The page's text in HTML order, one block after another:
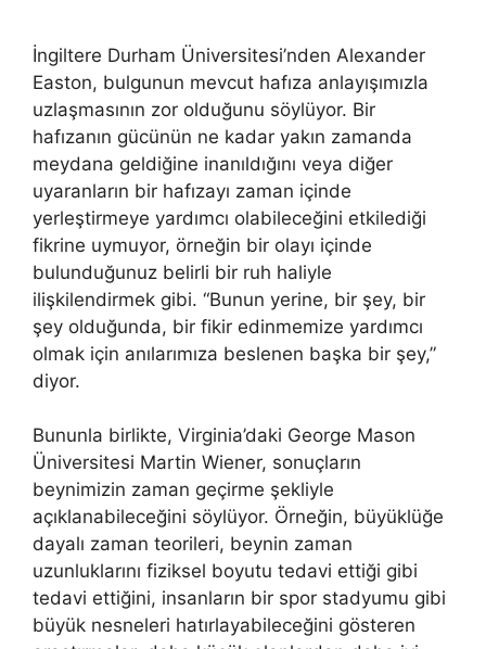
İngiltere Durham Üniversitesi’nden Alexander
Easton, bulgunun mevcut hafıza anlayışımızla
uzlaşmasının zor olduğunu söylüyor. Bir
hafızanın gücünün ne kadar yakın zamanda
meydana geldiğine inanıldığını veya diğer
uyaranların bir hafızayı zaman içinde
yerleştirmeye yardımcı olabileceğini etkilediği
fikrine uymuyor, örneğin bir olayı içinde
bulunduğunuz belirli bir ruh haliyle
ilişkilendirmek gibi. “Bunun yerine, bir şey, bir
şey olduğunda, bir fikir edinmemize yardımcı
olmak için anılarımıza beslenen başka bir şey,”
diyor.
Bununla birlikte, Virginia’daki George Mason
Üniversitesi Martin Wiener, sonuçların
beynimizin zaman geçirme şekliyle
açıklanabileceğini söylüyor. Örneğin, büyüklüğe
dayalı zaman teorileri, beynin zaman
uzunluklarını fiziksel boyutu tedavi ettiği gibi
tedavi ettiğini, insanların bir spor stadyumu gibi
büyük nesneleri hatırlayabileceğini gösteren